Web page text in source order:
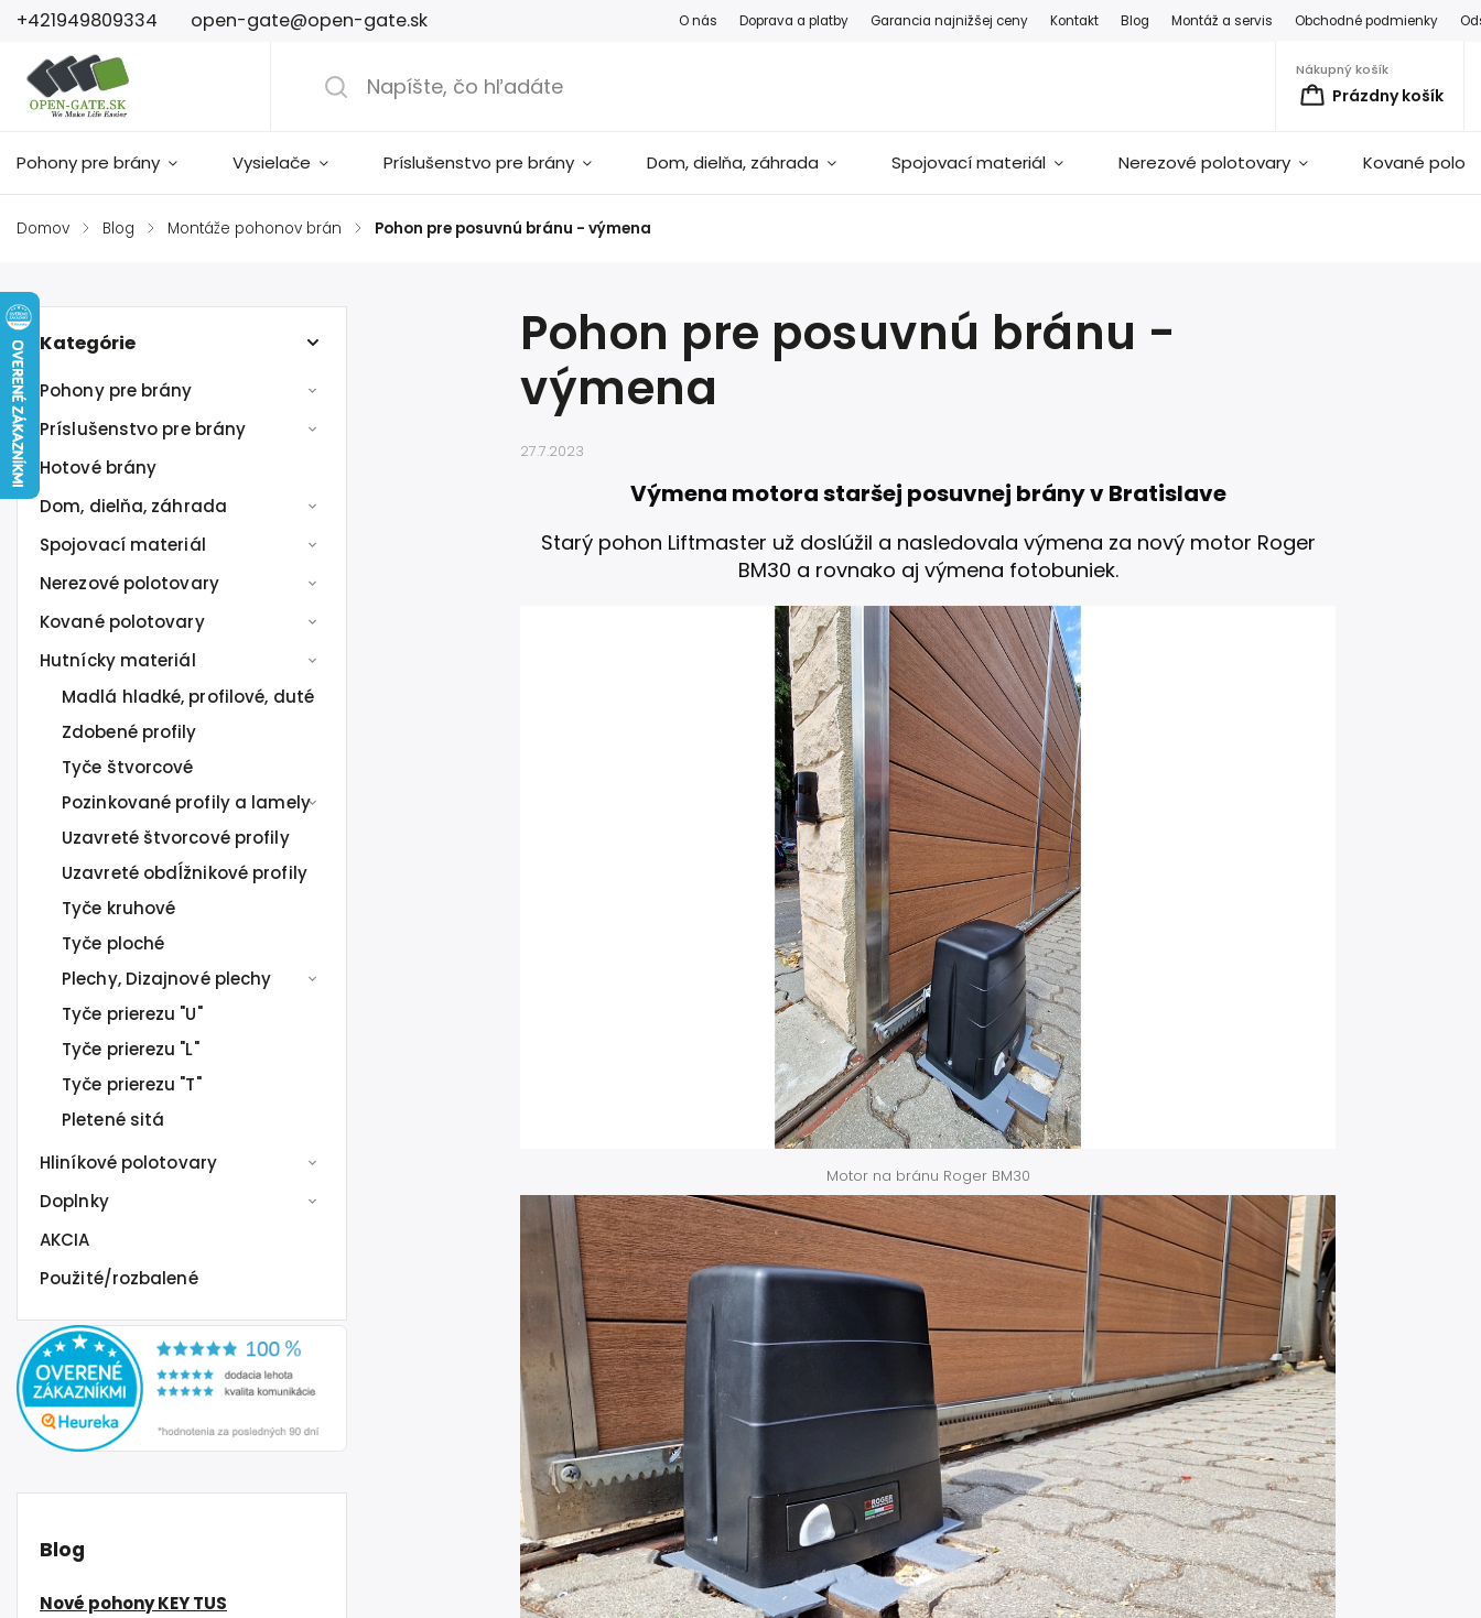
+421949809334 open-gate@open-gate.sk O nás Doprava a platby Garancia najnižšej ceny Kontakt Blog Montáž a servis Obchodné podmienky
Nákupný košík
Prázdny košík
Pohony pre brány Vysielače Príslušenstvo pre brány Dom, dielňa, záhrada Spojovací materiál Nerezové polotovary Kované
Domov / Blog / Montáže pohonov brán / Pohon pre posuvnú bránu - výmena
Kategórie
Pohony pre brány
Príslušenstvo pre brány
Hotové brány
Dom, dielňa, záhrada
Spojovací materiál
Nerezové polotovary
Kované polotovary
Hutnícky materiál
Madlá hladké, profilové, duté
Zdobené profily
Tyče štvorcové
Pozinkované profily a lamely
Uzavreté štvorcové profily
Uzavreté obdĺžnikové profily
Tyče kruhové
Tyče ploché
Plechy, Dizajnové plechy
Tyče prierezu "U"
Tyče prierezu "L"
Tyče prierezu "T"
Pletené sitá
Hliníkové polotovary
Doplnky
AKCIA
Použité/rozbalené
Blog
Nové pohony KEY TUS
Pohon pre posuvnú bránu -
výmena
27.7.2023
Výmena motora staršej posuvnej brány v Bratislave
Starý pohon Liftmaster už doslúžil a nasledovala výmena za nový motor Roger
BM30 a rovnako aj výmena fotobuniek.
Motor na bránu Roger BM30